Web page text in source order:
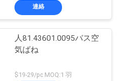
連絡
人81.43601.0095バス空
気ばね
$19-29/pc MOQ:1 羽